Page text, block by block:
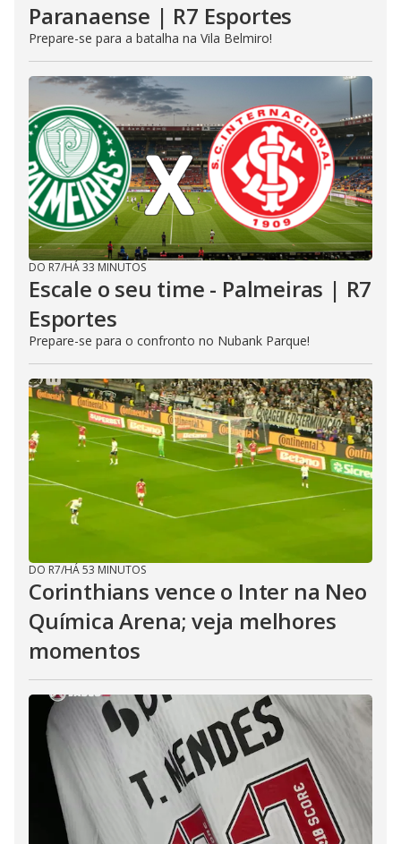
Paranaense | R7 Esportes
Prepare-se para a batalha na Vila Belmiro!
DO R7/HÁ 33 MINUTOS
Escale o seu time - Palmeiras | R7
Esportes
Prepare-se para o confronto no Nubank Parque!
DO R7/HÁ 53 MINUTOS
Corinthians vence o Inter na Neo
Química Arena; veja melhores
momentos